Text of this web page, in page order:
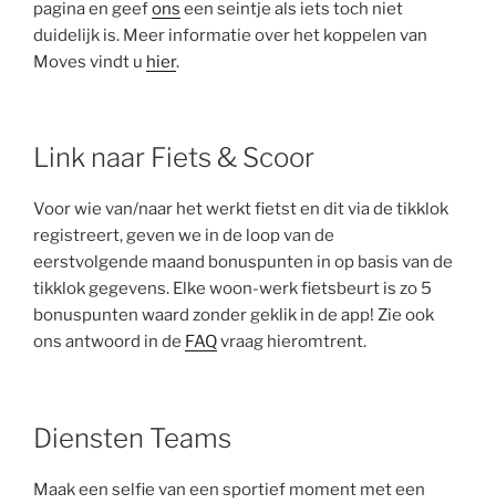
pagina en geefons een seintje als iets toch niet
duidelijk is. Meer informatie over het koppelen van
Moves vindt u hier.
Link naar Fiets & Scoor
Voor wie van/naar het werkt fietst en dit via de tikklok
registreert, geven we in de loop van de
eerstvolgende maand bonuspunten in op basis van de
tikklok gegevens. Elke woon-werk fietsbeurt is zo 5
bonuspunten waard zonder geklik in de app! Zie ook
ons antwoord in de FAQvraag hieromtrent.
Diensten Teams
Maak een selfie van een sportief moment met een